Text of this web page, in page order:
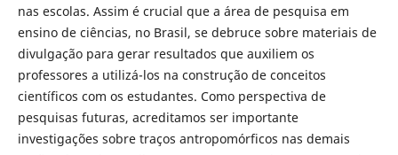
nas escolas. Assim é crucial que a área de pesquisa em
ensino de ciências, no Brasil, se debruce sobre materiais de
divulgação para gerar resultados que auxiliem os
professores a utilizá-los na construção de conceitos
científicos com os estudantes. Como perspectiva de
pesquisas futuras, acreditamos ser importante
investigações sobre traços antropomórficos nas demais